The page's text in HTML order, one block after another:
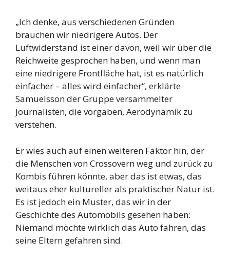
„Ich denke, aus verschiedenen Gründen
brauchen wir niedrigere Autos. Der
Luftwiderstand ist einer davon, weil wir über die
Reichweite gesprochen haben, und wenn man
eine niedrigere Frontfläche hat, ist es natürlich
einfacher – alles wird einfacher“, erklärte
Samuelsson der Gruppe versammelter
Journalisten, die vorgaben, Aerodynamik zu
verstehen.
Er wies auch auf einen weiteren Faktor hin, der
die Menschen von Crossovern weg und zurück zu
Kombis führen könnte, aber das ist etwas, das
weitaus eher kultureller als praktischer Natur ist.
Es ist jedoch ein Muster, das wir in der
Geschichte des Automobils gesehen haben:
Niemand möchte wirklich das Auto fahren, das
seine Eltern gefahren sind.